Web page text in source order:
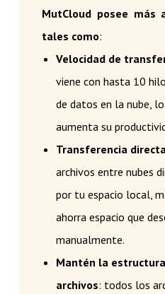
MutCloud posee más
tales como:
Velocidad de
viene con hasta 10
de datos en la nube,
aumenta su
Transferencia
archivos entre nubes
por tu espacio local,
ahorra espacio que
manualmente.
Mantén la
archivos: todos los